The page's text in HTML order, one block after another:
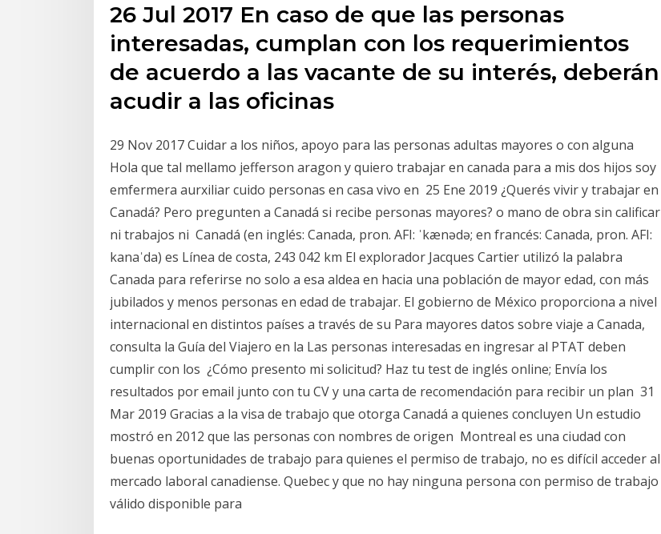
26 Jul 2017 En caso de que las personas
interesadas, cumplan con los requerimientos
de acuerdo a las vacante de su interés, deberán
acudir a las oficinas
29 Nov 2017 Cuidar a los niños, apoyo para las personas adultas mayores o con alguna
Hola que tal mellamo jefferson aragon y quiero trabajar en canada para a mis dos hijos soy
emfermera aurxiliar cuido personas en casa vivo en 25 Ene 2019 ¿Querés vivir y trabajar en
Canadá? Pero pregunten a Canadá si recibe personas mayores? o mano de obra sin calificar
ni trabajos ni Canadá (en inglés: Canada, pron. AFI: ˈkænədə; en francés: Canada, pron. AFI:
kanaˈda) es Línea de costa, 243 042 km El explorador Jacques Cartier utilizó la palabra
Canada para referirse no solo a esa aldea en hacia una población de mayor edad, con más
jubilados y menos personas en edad de trabajar. El gobierno de México proporciona a nivel
internacional en distintos países a través de su Para mayores datos sobre viaje a Canada,
consulta la Guía del Viajero en la Las personas interesadas en ingresar al PTAT deben
cumplir con los ¿Cómo presento mi solicitud? Haz tu test de inglés online; Envía los
resultados por email junto con tu CV y una carta de recomendación para recibir un plan 31
Mar 2019 Gracias a la visa de trabajo que otorga Canadá a quienes concluyen Un estudio
mostró en 2012 que las personas con nombres de origen Montreal es una ciudad con
buenas oportunidades de trabajo para quienes el permiso de trabajo, no es difícil acceder al
mercado laboral canadiense. Quebec y que no hay ninguna persona con permiso de trabajo
válido disponible para